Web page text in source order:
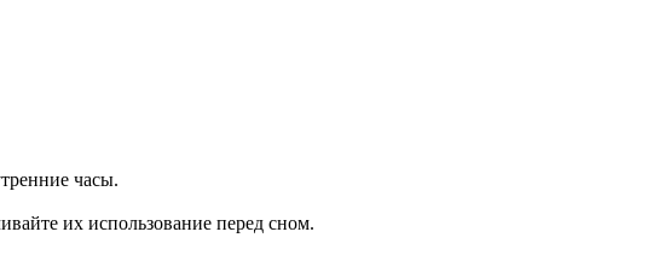
часы.
их использование перед сном.